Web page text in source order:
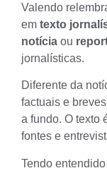
Valendo
em texto
notícia ou
jornalísticas.
Diferente da
factuais e
a fundo. O texto
fontes e
Tendo